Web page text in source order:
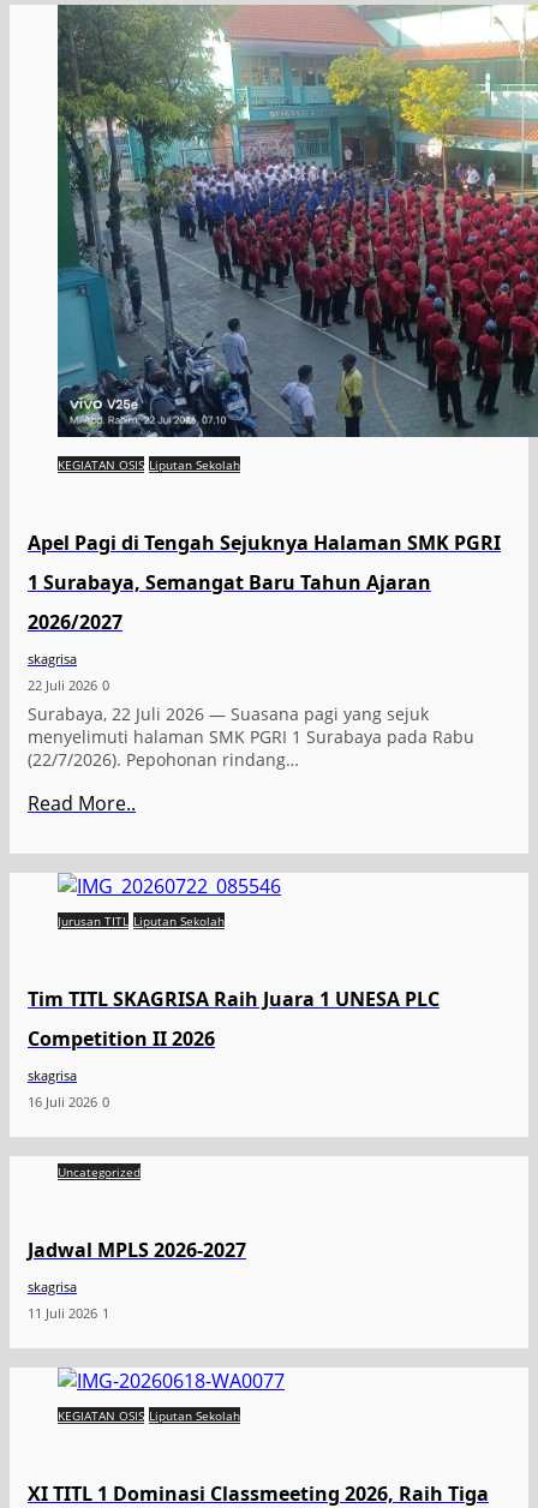
KEGIATAN OSIS Liputan Sekolah
Apel Pagi di Tengah Sejuknya Halaman SMK PGRI
1 Surabaya, Semangat Baru Tahun Ajaran
2026/2027
skagrisa
22 Juli 2026 0
Surabaya, 22 Juli 2026 — Suasana pagi yang sejuk
menyelimuti halaman SMK PGRI 1 Surabaya pada Rabu
(22/7/2026). Pepohonan rindang…
Read More..
Jurusan TITL Liputan Sekolah
Tim TITL SKAGRISA Raih Juara 1 UNESA PLC
Competition II 2026
skagrisa
16 Juli 2026 0
Uncategorized
Jadwal MPLS 2026-2027
skagrisa
11 Juli 2026 1
KEGIATAN OSIS Liputan Sekolah
XI TITL 1 Dominasi Classmeeting 2026, Raih Tiga